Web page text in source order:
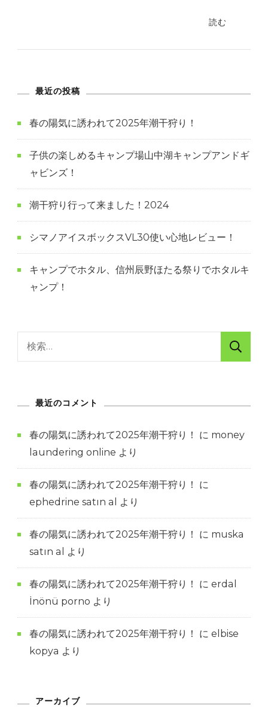
読む
最近の投稿
春の陽気に誘われて2025年潮干狩り！
子供の楽しめるキャンプ場山中湖キャンプアンドギ
ャビンズ！
潮干狩り行って来ました！2024
シマノアイスボックスVL30使い心地レビュー！
キャンプでホタル、信州辰野ほたる祭りでホタルキ
ャンプ！
最近のコメント
春の陽気に誘われて2025年潮干狩り！ に money
laundering online より
春の陽気に誘われて2025年潮干狩り！
に
ephedrine satın al
より
春の陽気に誘われて2025年潮干狩り！ に muska
satın al
より
春の陽気に誘われて2025年潮干狩り！ に erdal
İnönü porno より
春の陽気に誘われて2025年潮干狩り！ に elbise
kopya より
アーカイブ